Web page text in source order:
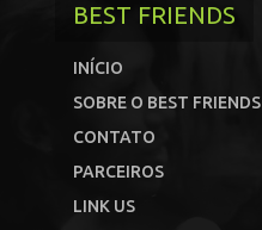
BEST FRIENDS
INÍCIO
SOBRE O BEST FRIENDS
CONTATO
PARCEIROS
LINK US